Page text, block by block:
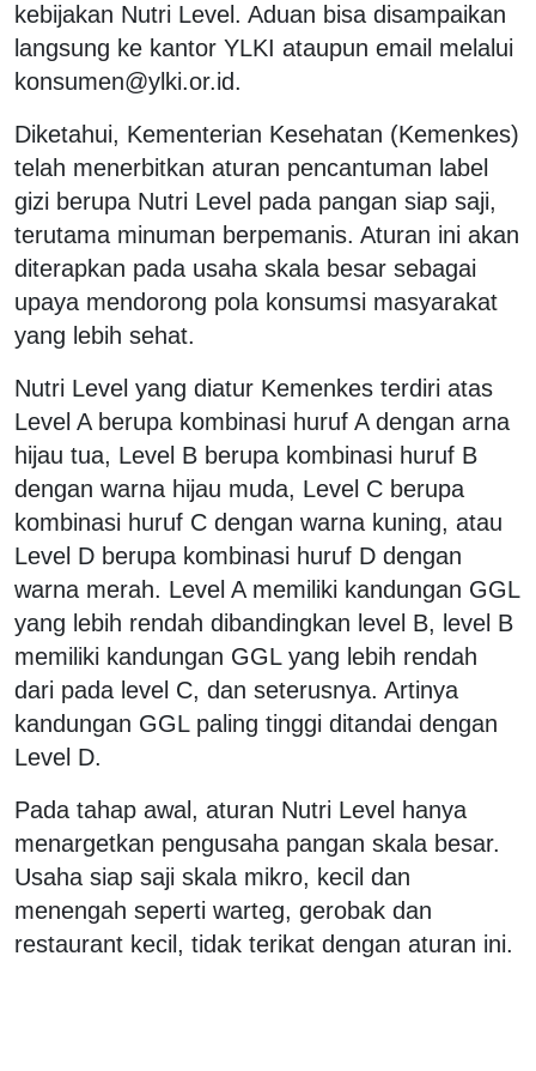
kebijakan Nutri Level. Aduan bisa disampaikan
langsung ke kantor YLKI ataupun email melalui
konsumen@ylki.or.id.
Diketahui, Kementerian Kesehatan (Kemenkes)
telah menerbitkan aturan pencantuman label
gizi berupa Nutri Level pada pangan siap saji,
terutama minuman berpemanis. Aturan ini akan
diterapkan pada usaha skala besar sebagai
upaya mendorong pola konsumsi masyarakat
yang lebih sehat.
Nutri Level yang diatur Kemenkes terdiri atas
Level A berupa kombinasi huruf A dengan arna
hijau tua, Level B berupa kombinasi huruf B
dengan warna hijau muda, Level C berupa
kombinasi huruf C dengan warna kuning, atau
Level D berupa kombinasi huruf D dengan
warna merah. Level A memiliki kandungan GGL
yang lebih rendah dibandingkan level B, level B
memiliki kandungan GGL yang lebih rendah
dari pada level C, dan seterusnya. Artinya
kandungan GGL paling tinggi ditandai dengan
Level D.
Pada tahap awal, aturan Nutri Level hanya
menargetkan pengusaha pangan skala besar.
Usaha siap saji skala mikro, kecil dan
menengah seperti warteg, gerobak dan
restaurant kecil, tidak terikat dengan aturan ini.